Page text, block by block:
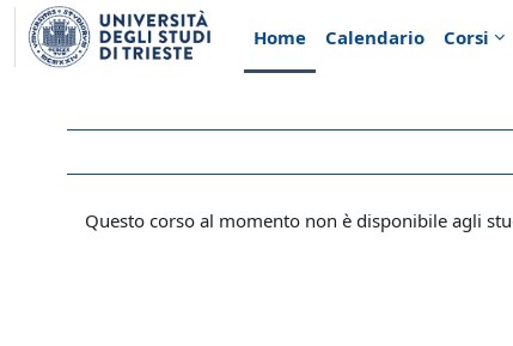
Vai al contenuto principale
Home
Calendario Corsi
Questo corso al momento non è disponibile agli